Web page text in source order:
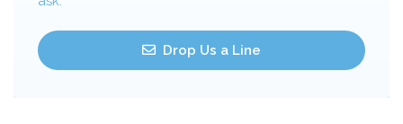
Drop Us a Line